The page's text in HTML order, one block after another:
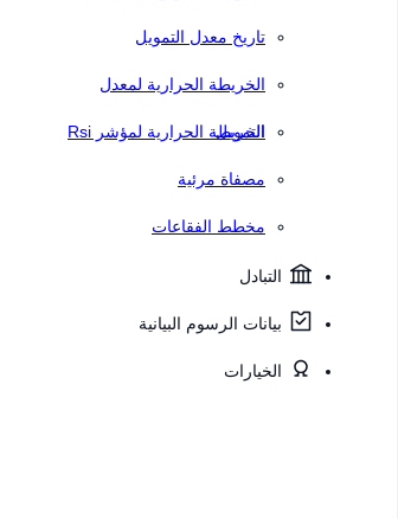
تاريخ معدل التمويل
الخريطة الحرارية لمعدل
التمويل
الخريطة الحرارية لمؤشر Rsi
مصفاة مرئية
مخطط الفقاعات
التبادل
بيانات الرسوم البيانية
الخيارات